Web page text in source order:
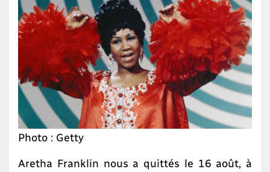
Photo : Getty
Aretha Franklin nous a quittés le 16 août, à